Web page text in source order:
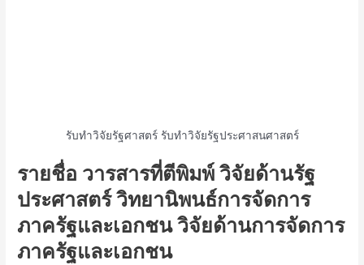
รับทำวิจัยรัฐศาสตร์ รับทำวิจัยรัฐประศาสนศาสตร์
รายชื่อ วารสารที่ตีพิมพ์ วิจัยด้านรัฐ
ประศาสตร์ วิทยานิพนธ์การจัดการ
ภาครัฐและเอกชน วิจัยด้านการจัดการ
ภาครัฐและเอกชน